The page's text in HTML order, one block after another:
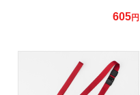
605円